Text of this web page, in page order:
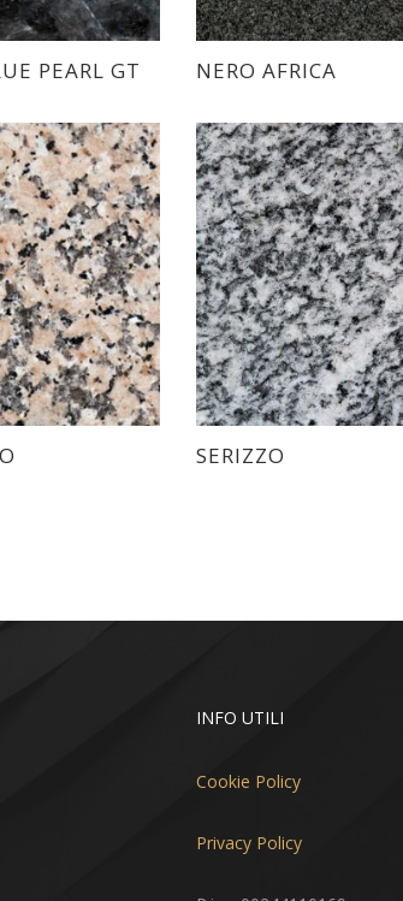
PEARL GT NERO AFRICA
SERIZZO
INFO UTILI
Cookie Policy
Privacy Policy